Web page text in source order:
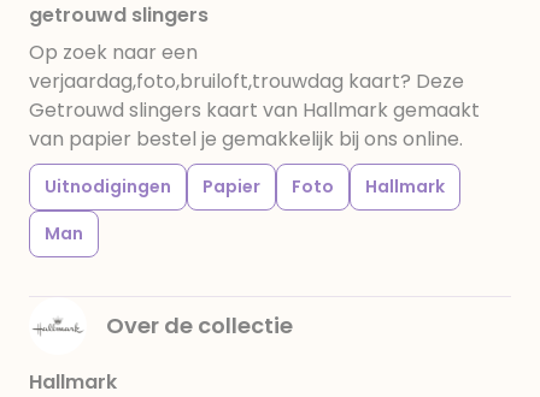
getrouwd slingers
Op zoek naar een
verjaardag,foto,bruiloft,trouwdag kaart? Deze
Getrouwd slingers kaart van Hallmark gemaakt
van papier bestel je gemakkelijk bij ons online.
Uitnodigingen Papier Foto
Hallmark
Man
Over de collectie
Hallmark